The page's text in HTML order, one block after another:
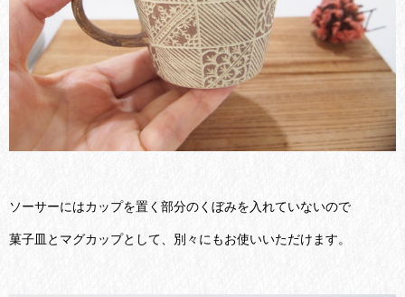
ソーサーにはカップを置く部分のくぼみを入れていないので
菓子皿とマグカップとして、別々にもお使いいただけます。